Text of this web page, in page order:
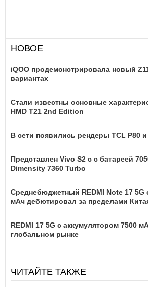
НОВОЕ
iQOO продемонстрировала новый
вариантах
Стали известны основные
HMD T21 2nd Edition
В сети появились рендеры TCL P80 и
Представлен Vivo S2 с с батареей
Dimensity 7360 Turbo
Среднебюджетный REDMI Note 17 5G
мАч дебютировал за пределами
REDMI 17 5G c аккумулятором 7500
глобальном рынке
ЧИТАЙТЕ ТАКЖЕ